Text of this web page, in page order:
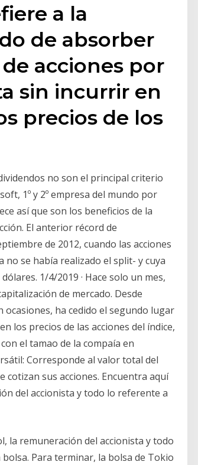
a la
de absorber
acciones por
sin incurrir en
precios de los
no son el principal criterio
1º y 2º empresa del mundo por
así que son los beneficios de la
El anterior récord de
de 2012, cuando las acciones
se había realizado el split- y cuya
1/4/2019 · Hace solo un mes,
de mercado. Desde
ha cedido el segundo lugar
los precios de las acciones del índice,
el tamao de la compaía en
Corresponde al valor total del
sus acciones. Encuentra aquí
del accionista y todo lo referente a
la remuneración del accionista y todo
Para terminar, la bolsa de Tokio